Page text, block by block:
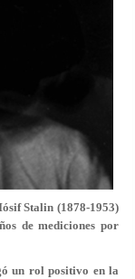
Stalin (1878-1953)
de mediciones por
un rol positivo en la